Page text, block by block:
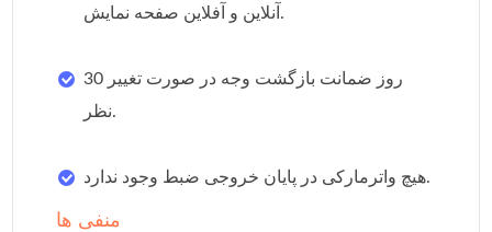
آنلاین و آفلاین صفحه نمایش.
30 روز ضمانت بازگشت وجه در صورت تغییر
نظر.
هیچ واترمارکی در پایان خروجی ضبط وجود ندارد.
منفی ها